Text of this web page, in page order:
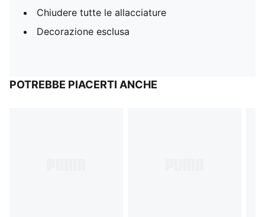
Chiudere tutte le allacciature
Decorazione esclusa
POTREBBE PIACERTI ANCHE